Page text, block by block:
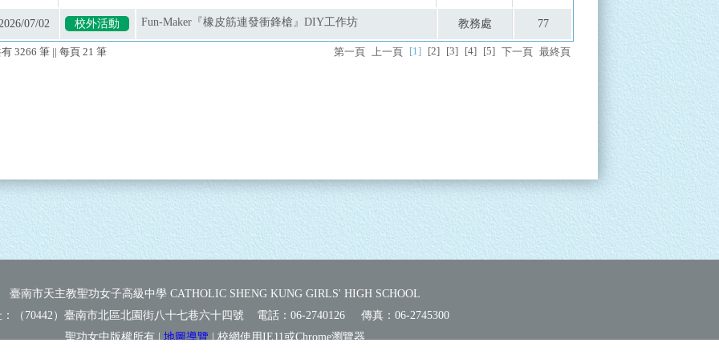
07/02 校外活動 Fun-Maker『橡皮筋連發衝鋒槍』DIY工作坊 教務處 77
3266 筆 || 每頁 21 筆 第一頁 上一頁 [1] [2] [3] [4] [5] 下一頁 最終頁
臺南市天主教聖功女子高級中學 CATHOLIC SHENG KUNG GIRLS' HIGH SCHOOL
：（70442）臺南市北區北園街八十七巷六十四號 電話：06-2740126 傳真：06-2745300
聖功女中版權所有 | 地圖導覽 | 校網使用IE11或Chrome瀏覽器